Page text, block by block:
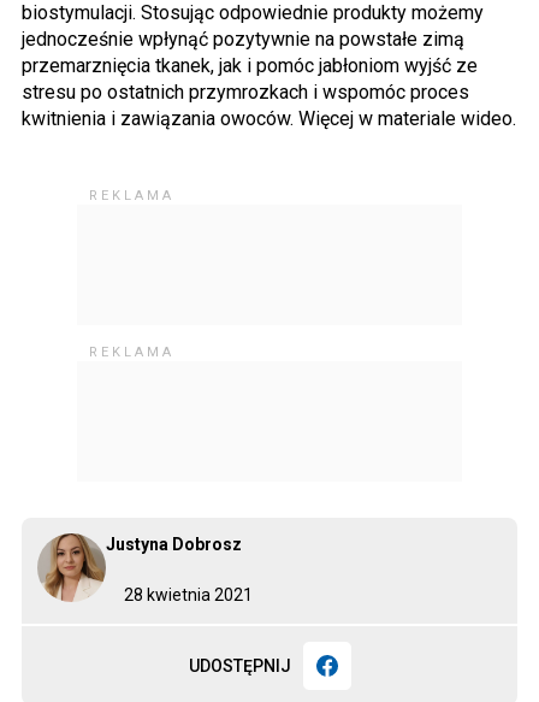
28 kwietnia 2021
Justyna Dobrosz
UDOSTĘPNIJ
biostymulacji. Stosując odpowiednie produkty możemy
jednocześnie wpłynąć pozytywnie na powstałe zimą
przemarznięcia tkanek, jak i pomóc jabłoniom wyjść ze
stresu po ostatnich przymrozkach i wspomóc proces
kwitnienia i zawiązania owoców. Więcej w materiale wideo.